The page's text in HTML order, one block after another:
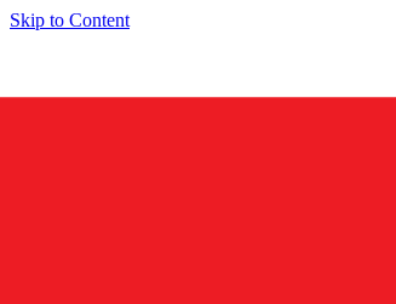
Skip to Content